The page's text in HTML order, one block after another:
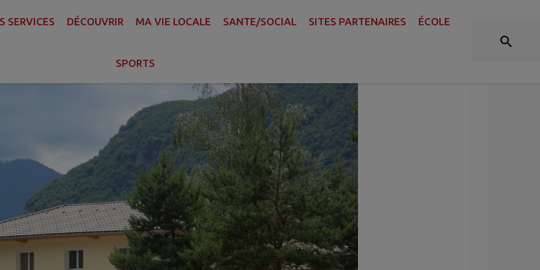
SERVICES DÉCOUVRIR MA VIE LOCALE SANTE/SOCIAL SITES PARTENAIRES ÉCOLE
SPORTS